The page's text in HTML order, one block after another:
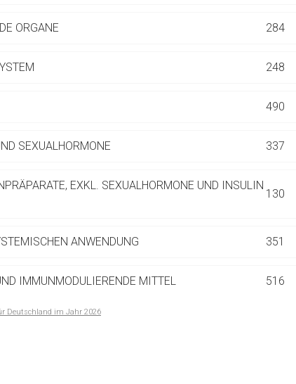
ORGANE 284
248
490
SEXUALHORMONE 337
EXKL. SEXUALHORMONE UND INSULIN
130
ANWENDUNG 351
IMMUNMODULIERENDE MITTEL 516
Deutschland im Jahr 2026
Aufruf einer externen Seite
Der von Ihnen aufgerufene Link öffnet eine